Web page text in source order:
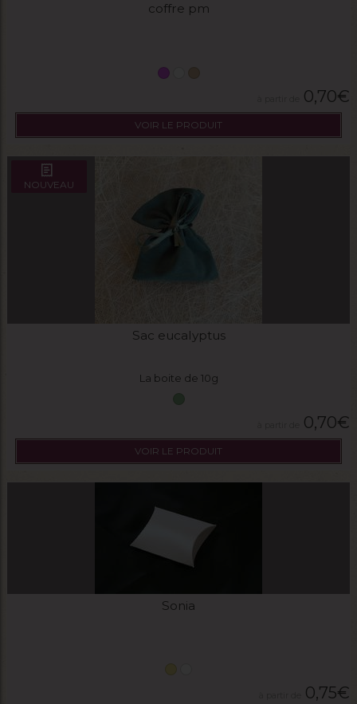
coffre pm
0,70€
VOIR LE PRODUIT
NOUVEAU
Sac eucalyptus
La boite de 10g
0,70€
VOIR LE PRODUIT
Sonia
0,75€